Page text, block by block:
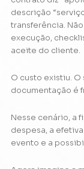
descrição
transferência.
execução,
aceite do cliente.
O custo existiu.
documentação é
Nesse cenário, a
despesa, a
evento e a